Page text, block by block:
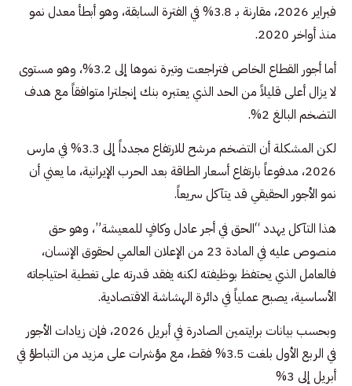
فبراير 2026، مقارنة بـ 3.8% في الفترة السابقة، وهو أبطأ معدل نمو
منذ أواخر 2020.
أما أجور القطاع الخاص فتراجعت وتيرة نموها إلى 3.2%، وهو مستوى
لا يزال أعلى قليلاً من الحد الذي يعتبره بنك إنجلترا متوافقاً مع هدف
التضخم البالغ 2%.
لكن المشكلة أن التضخم مرشح للارتفاع مجدداً إلى 3.3% في مارس
2026، مدفوعاً بارتفاع أسعار الطاقة بعد الحرب الإيرانية، ما يعني أن
نمو الأجور الحقيقي قد يتآكل سريعاً.
هذا التآكل يهدد “الحق في أجر عادل وكافٍ للمعيشة”، وهو حق
منصوص عليه في المادة 23 من الإعلان العالمي لحقوق الإنسان،
فالعامل الذي يحتفظ بوظيفته لكنه يفقد قدرته على تغطية احتياجاته
الأساسية، يصبح عملياً في دائرة الهشاشة الاقتصادية.
وبحسب بيانات برايتمين الصادرة في أبريل 2026، فإن زيادات الأجور
في الربع الأول بلغت 3.5% فقط، مع مؤشرات على مزيد من التباطؤ في
أبريل إلى 3%